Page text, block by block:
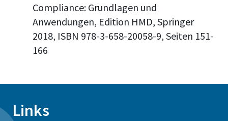
Compliance: Grundlagen und
Anwendungen, Edition HMD, Springer
2018, ISBN 978-3-658-20058-9, Seiten 151-
166
Links